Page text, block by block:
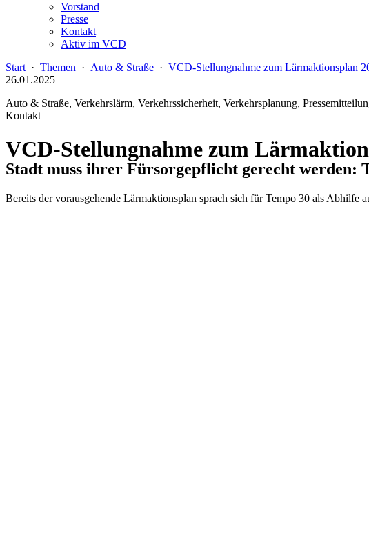
Vorstand
Presse
Kontakt
Aktiv im VCD
Start · Themen · Auto & Straße · VCD-Stellungnahme zum Lärmaktionsplan
26.01.2025
Auto & Straße, Verkehrslärm, Verkehrssicherheit, Verkehrsplanung,
Kontakt
VCD-Stellungnahme zum
Stadt muss ihrer Fürsorgepflicht gerecht werden:
Bereits der vorausgehende Lärmaktionsplan sprach sich für Tempo 30 als Abhilfe